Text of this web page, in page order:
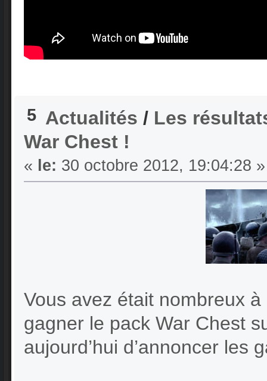
5 Actualités / Les
War Chest !
« le: 30 octobre 2012, 19:04:28 »
Vous avez était nombreux
gagner le pack War Chest
aujourd’hui d’annoncer les